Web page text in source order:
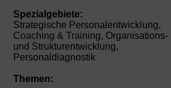
Spezialgebiete:
Strategische Personalentwicklung,
Coaching & Training, Organisations-
und Strukturentwicklung,
Personaldiagnostik
Themen: